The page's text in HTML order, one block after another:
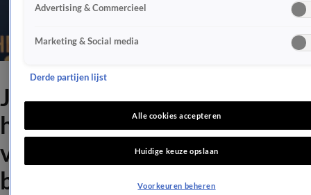
Janny van der Heijden
hamert op controle na drie
vormen huidkanker: 'Foute
boel'
Advertising & Commercieel
Marketing & Social media
Derde partijen lijst
Alle cookies accepteren
Huidige keuze opslaan
Voorkeuren beheren